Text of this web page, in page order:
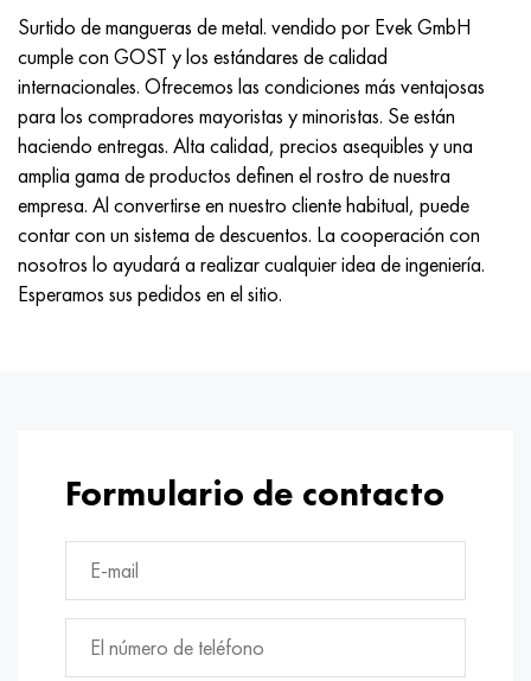
Surtido de mangueras de metal. vendido por Evek GmbH
cumple con GOST y los estándares de calidad
internacionales. Ofrecemos las condiciones más ventajosas
para los compradores mayoristas y minoristas. Se están
haciendo entregas. Alta calidad, precios asequibles y una
amplia gama de productos definen el rostro de nuestra
empresa. Al convertirse en nuestro cliente habitual, puede
contar con un sistema de descuentos. La cooperación con
nosotros lo ayudará a realizar cualquier idea de ingeniería.
Esperamos sus pedidos en el sitio.
Formulario de contacto